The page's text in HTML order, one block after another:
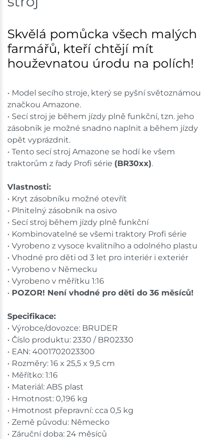
Skladem na prodejně - doručení do 7 dnů
Velká Bíteš
Skladem na prodejně - doručení do 7 dnů
1 ks
shopu.
Skvělá pomůcka všech malých
farmářů, kteří chtějí mít
houževnatou úrodu na polích!
• Model secího stroje, který se pyšní světoznámou
značkou Amazone.
• Secí stroj je během jízdy plně funkční, tzn. jeho
zásobník je možné snadno naplnit a během jízdy
opět vyprázdnit.
• Tento secí stroj Amazone se hodí ke všem
traktorům z řady Profi série (BR30xx).
Vlastnosti:
• Kryt zásobníku možné otevřít
• Plnitelný zásobník na osivo
• Secí stroj během jízdy plně funkční
• Kombinovatelné se všemi traktory Profi série
• Vyrobeno z vysoce kvalitního a odolného plastu
• Vhodné pro děti od 3 let pro interiér i exteriér
• Vyrobeno v Německu
• Vyrobeno v měřítku 1:16
• POZOR! Není vhodné pro děti do 36 měsíců!
Specifikace:
• Výrobce/dovozce: BRUDER
• Číslo produktu: 2330 / BR02330
• EAN: 4001702023300
• Rozměry: 16 x 25,5 x 9,5 cm
• Měřítko: 1:16
• Materiál: ABS plast
• Hmotnost: 0,196 kg
• Hmotnost přepravní: cca 0,5 kg
• Země původu: Německo
• Záruční doba: 24 měsíců